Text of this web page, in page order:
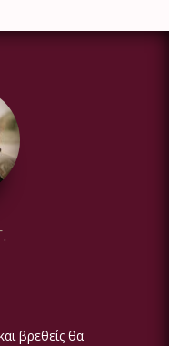
βρεθείς θα